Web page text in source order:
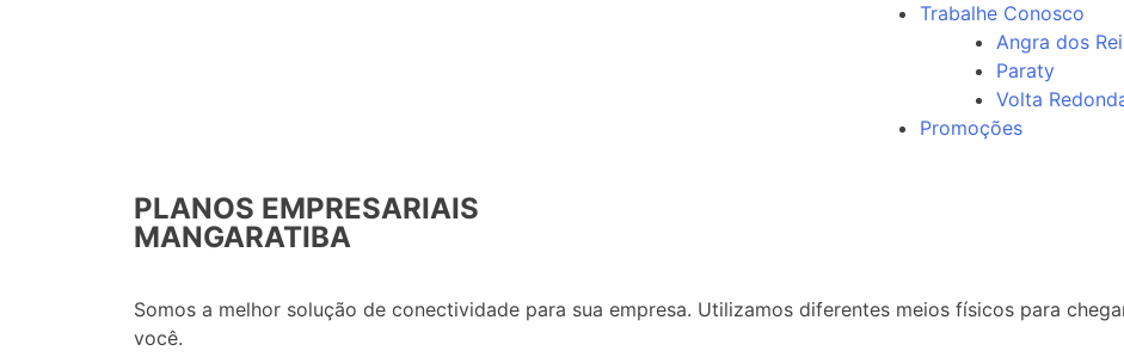
Trabalhe Conosco
Angra dos
Paraty
Volta
Promoções
PLANOS EMPRESARIAIS
MANGARATIBA
Somos a melhor solução de conectividade para sua empresa. Utilizamos diferentes meios físicos para
você.